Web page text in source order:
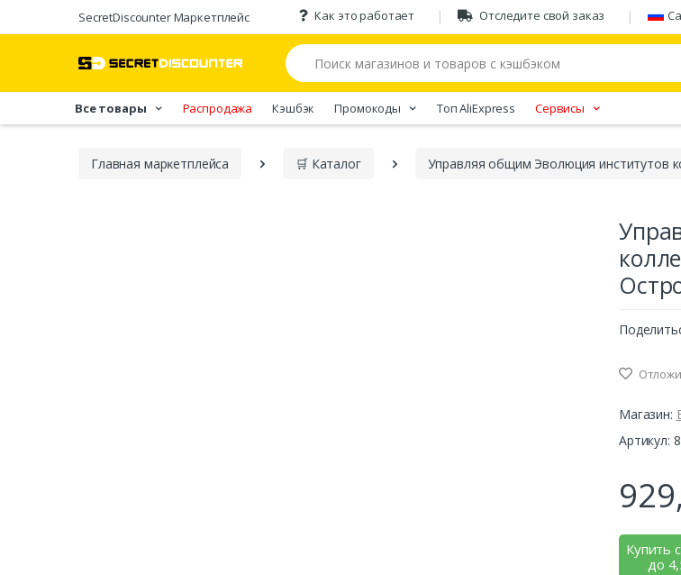
SecretDiscounter Маркетплейс Как это работает Отследите свой заказ
Все товары Распродажа Кэшбэк Промокоды Tоп AliExpress Сервисы
Главная марĸетплейса 🛒 Каталог Управляя общим Эволюция институтов
Магазин:
Артикул:
Купить
до